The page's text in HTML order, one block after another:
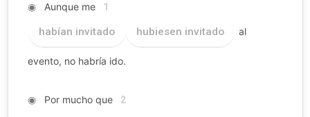
◉Aunque me 1
habían invitado hubiesen invitado al
evento, no habría ido.
◉Por mucho que 2